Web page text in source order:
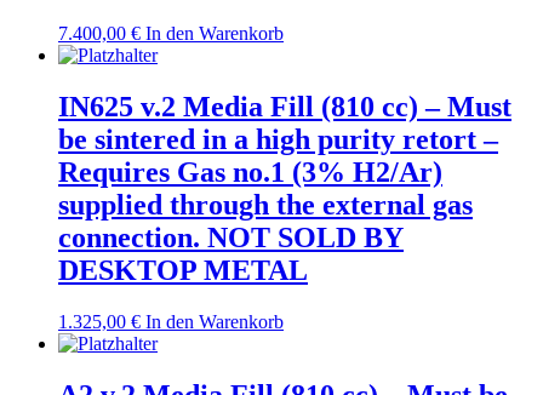
7.400,00 € In den Warenkorb
IN625 v.2 Media Fill (810 cc) – Must
be sintered in a high purity retort –
Requires Gas no.1 (3% H2/Ar)
supplied through the external gas
connection. NOT SOLD BY
DESKTOP METAL
1.325,00 € In den Warenkorb